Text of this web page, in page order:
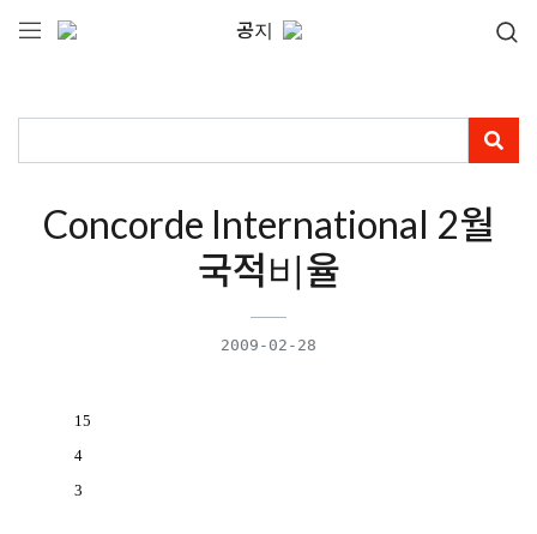
공지
Concorde International 2월
국적비율
2009-02-28
15
4
3